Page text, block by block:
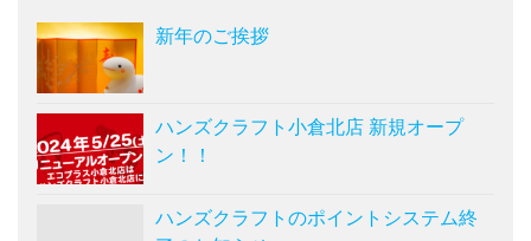
新年のご挨拶
ハンズクラフト小倉北店 新規オープ
ン！！
ハンズクラフトのポイントシステム終